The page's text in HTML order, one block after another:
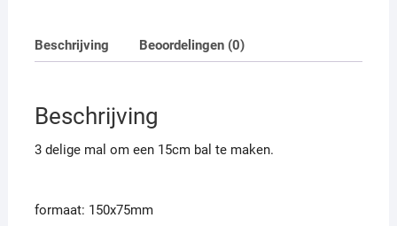
Beschrijving Beoordelingen (0)
Beschrijving
3 delige mal om een 15cm bal te maken.
formaat: 150x75mm